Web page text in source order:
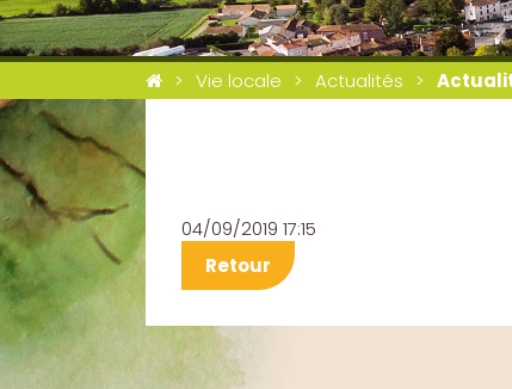
Vie locale Actualités
04/09/2019 17:15
Retour